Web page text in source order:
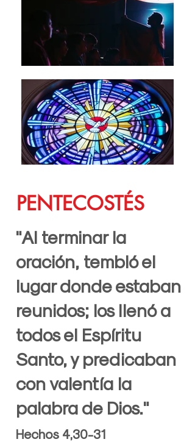
PENTECOSTÉS
"Al terminar la
oración, tembló el
lugar donde estaban
reunidos; los llenó a
todos el Espíritu
Santo, y predicaban
con valentía la
palabra de Dios."
Hechos 4,30-31